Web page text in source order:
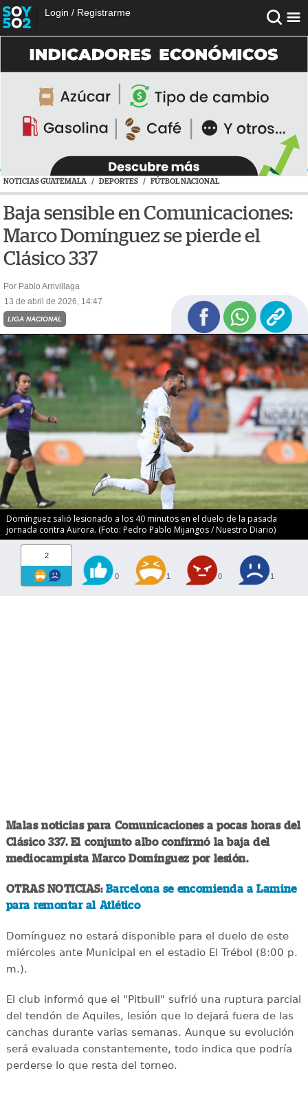
Login / Registrarme
NOTICIAS GUATEMALA / DEPORTES / FÚTBOL NACIONAL
Baja sensible en Comunicaciones:
Marco Domínguez se pierde el
Clásico 337
Por Pablo Arrivillaga
13 de abril de 2026, 14:47
LIGA NACIONAL
Domínguez salió lesionado a los 40 minutos en el duelo de la pasada
jornada contra Aurora. (Foto: Pedro Pablo Mijangos / Nuestro Diario)
2
0 1 0 1
Malas noticias para Comunicaciones a pocas horas del
Clásico 337. El conjunto albo confirmó la baja del
mediocampista Marco Domínguez por lesión.
OTRAS NOTICIAS: Barcelona se encomienda a Lamine
para remontar al Atlético
Domínguez no estará disponible para el duelo de este
miércoles ante Municipal en el estadio El Trébol (8:00 p.
m.).
El club informó que el "Pitbull" sufrió una ruptura parcial
del tendón de Aquiles, lesión que lo dejará fuera de las
canchas durante varias semanas. Aunque su evolución
será evaluada constantemente, todo indica que podría
perderse lo que resta del torneo.